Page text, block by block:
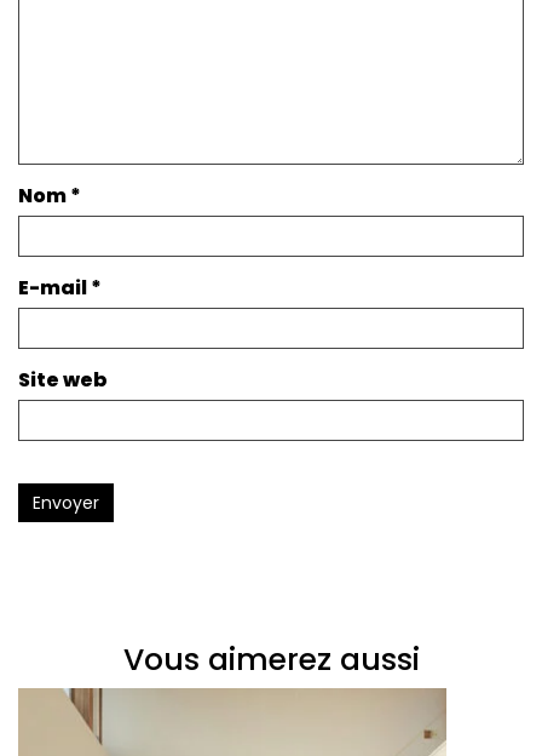
Nom*
E-mail*
Site web
Envoyer
Vous aimerez aussi